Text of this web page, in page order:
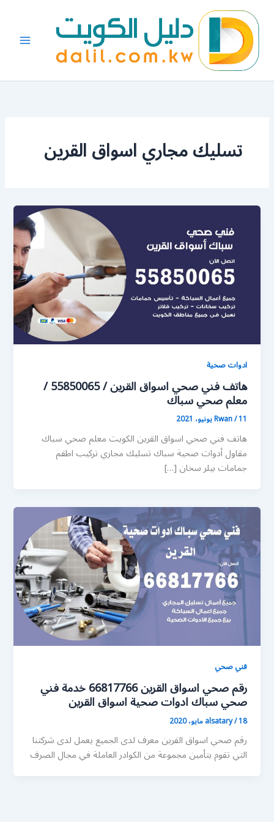
المحتوى
تسليك مجاري اسواق القرين
ادوات صحية
هاتف فني صحي اسواق القرين / 55850065 /
معلم صحي سباك
Rwan/11 يونيو، 2021
هاتف فني صحي اسواق القرين الكويت معلم صحي سباك
مقاول أدوات صحية سباك تسليك مجاري تركيب اطقم
جمامات بيلر سخان […]
فني صحي
رقم صحي اسواق القرين 66817766 خدمة فني
صحي سباك ادوات صحية اسواق القرين
alsatary/18 مايو، 2020
رقم صحي اسواق القرين معرف لدى الجميع يعمل لدى شركتنا
التي تقوم بتأمين مجموعة من الكوادر العاملة في مجال الصرف